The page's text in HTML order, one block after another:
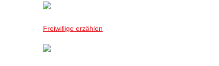
Freiwillige erzählen